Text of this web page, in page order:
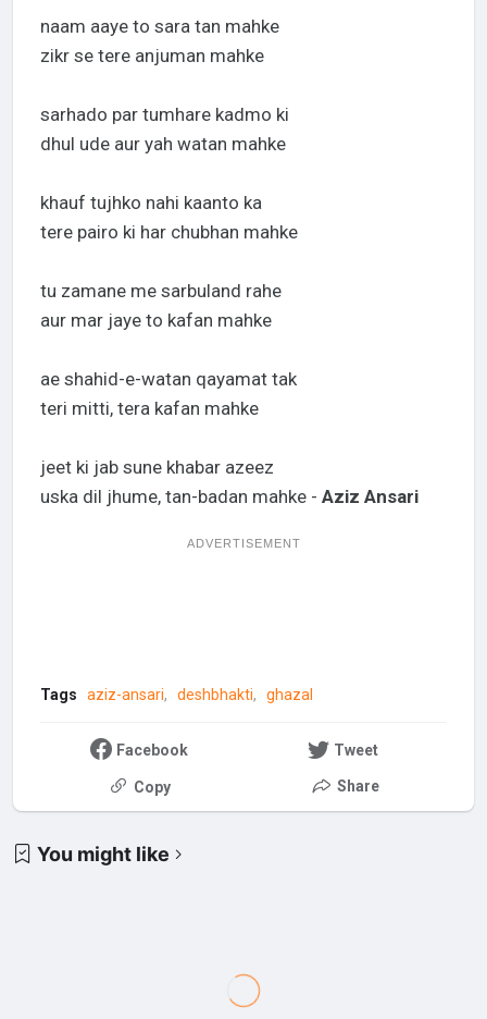
naam aaye to sara tan mahke
zikr se tere anjuman mahke
sarhado par tumhare kadmo ki
dhul ude aur yah watan mahke
khauf tujhko nahi kaanto ka
tere pairo ki har chubhan mahke
tu zamane me sarbuland rahe
aur mar jaye to kafan mahke
ae shahid-e-watan qayamat tak
teri mitti, tera kafan mahke
jeet ki jab sune khabar azeez
uska dil jhume, tan-badan mahke - Aziz Ansari
ADVERTISEMENT
Tags aziz-ansari deshbhakti ghazal
Facebook Tweet
Copy Share
You might like